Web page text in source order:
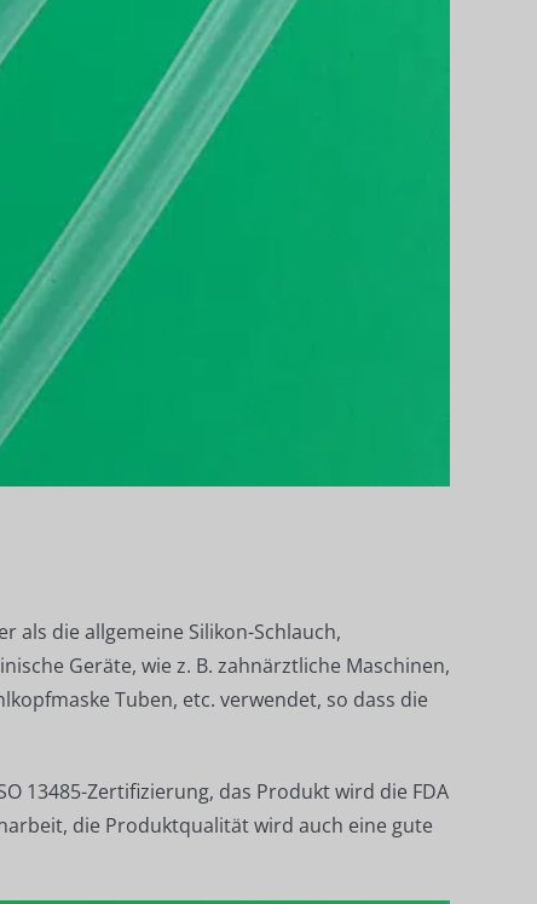
als die allgemeine Silikon-Schlauch,
Geräte, wie z. B. zahnärztliche Maschinen,
Tuben, etc. verwendet, so dass die
13485-Zertifizierung, das Produkt wird die FDA
die Produktqualität wird auch eine gute